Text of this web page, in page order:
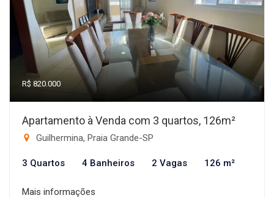
R$ 820.000
Apartamento à Venda com 3 quartos, 126m²
Guilhermina, Praia Grande-SP
3 Quartos 4 Banheiros 2 Vagas 126 m²
Mais informações